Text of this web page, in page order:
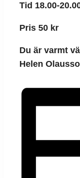
Tid 18.00-
Pris 50 kr
Du är varmt
Helen